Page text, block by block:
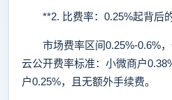
**2. 比费率：0.25%起背后
市场费率区间0.25%-0.6%，
云公开费率标准：小微商户
户0.25%，且无额外手续费。